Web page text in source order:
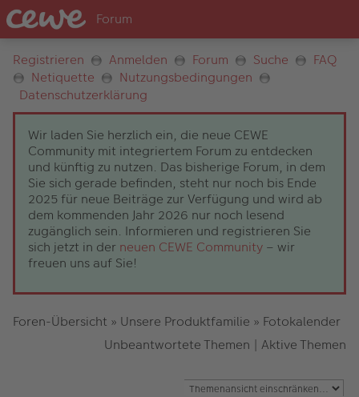
Registrieren Anmelden Forum Suche
FAQ
Netiquette
Nutzungsbedingungen
Datenschutzerklärung
Wir laden Sie herzlich ein, die neue CEWE
Community mit integriertem Forum zu entdecken
und künftig zu nutzen. Das bisherige Forum, in dem
Sie sich gerade befinden, steht nur noch bis Ende
2025 für neue Beiträge zur Verfügung und wird ab
dem kommenden Jahr 2026 nur noch lesend
zugänglich sein. Informieren und registrieren Sie
sich jetzt in der neuen CEWE Community – wir
freuen uns auf Sie!
Foren-Übersicht » Unsere Produktfamilie » Fotokalender
Unbeantwortete Themen | Aktive Themen